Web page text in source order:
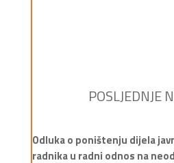
POSLJEDNJE
Odluka o poništenju dijela
radnika u radni odnos na